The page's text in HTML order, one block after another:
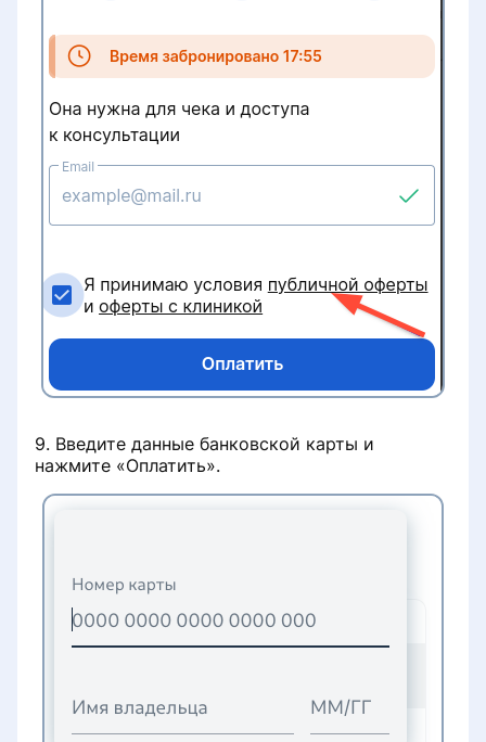
9. Введите данные банковской карты и
нажмите «Оплатить».